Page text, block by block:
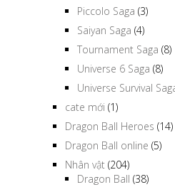
Piccolo Saga (3)
Saiyan Saga (4)
Tournament Saga (8)
Universe 6 Saga (8)
Universe Survival
cate mới (1)
Dragon Ball Heroes (14)
Dragon Ball online (5)
Nhân vật (204)
Dragon Ball (38)